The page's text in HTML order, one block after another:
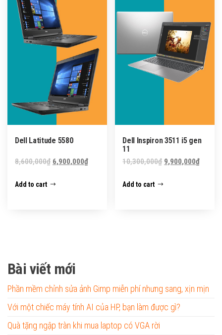
Dell Latitude 5580
8,600,000₫ Original
was:
6,900,000₫Current
Add to cart
Dell Inspiron 3511 i5 gen
11
10,300,000₫ Original
9,900,000₫
Add to cart
Bài viết mới
Phần mềm chỉnh sửa ảnh Gimp miễn phí nhưng sang, xịn mịn
Với một chiếc máy tính AI của HP, bạn làm được gì?
Quà tặng ngập tràn khi mua laptop có VGA rời